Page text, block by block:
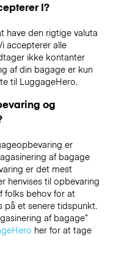
I?
have den rigtige valuta
accepterer alle
ikke kontanter
af din bagage er kun
til LuggageHero.
og
er
af bagage
er det mest
henvises til opbevaring
folks behov for at
på et senere tidspunkt.
af bagage”
her for at tage